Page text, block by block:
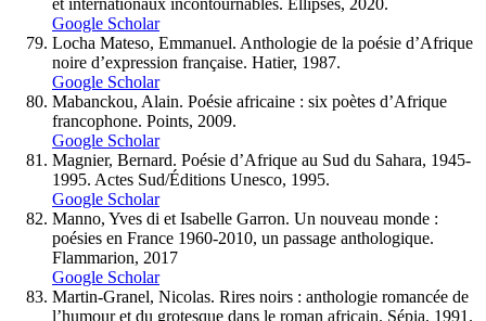
et internationaux incontournables. Ellipses, 2020.
Google Scholar
Locha Mateso, Emmanuel. Anthologie de la poésie d’Afrique
noire d’expression française. Hatier, 1987.
Google Scholar
Mabanckou, Alain. Poésie africaine : six poètes d’Afrique
francophone. Points, 2009.
Google Scholar
Magnier, Bernard. Poésie d’Afrique au Sud du Sahara, 1945-
1995. Actes Sud/Éditions Unesco, 1995.
Google Scholar
Manno, Yves di et Isabelle Garron. Un nouveau monde :
poésies en France 1960-2010, un passage anthologique.
Flammarion, 2017
Google Scholar
Martin-Granel, Nicolas. Rires noirs : anthologie romancée de
l’humour et du grotesque dans le roman africain. Sépia, 1991.